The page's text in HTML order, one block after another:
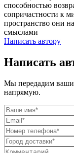
способностью
сопричастности к
пространство они
смыслами
Написать автору
Написать
Мы передадим ваши
напрямую.